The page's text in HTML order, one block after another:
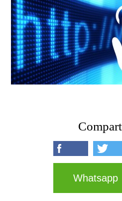
Whatsapp